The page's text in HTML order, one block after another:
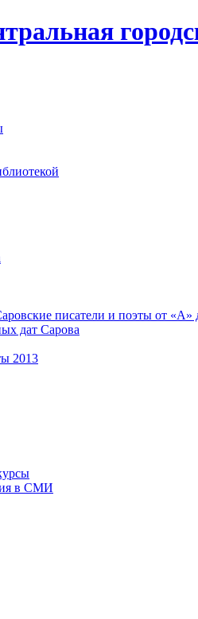
писатели и поэты от «А»
дат Сарова
2013
в СМИ